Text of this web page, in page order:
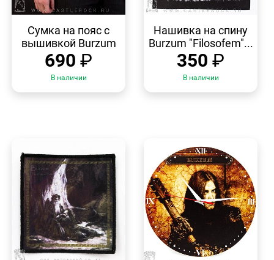
Сумка на пояс с
вышивкой Burzum
690 ₽
В наличии
Нашивка на спину
Burzum "Filosofem"...
350 ₽
В наличии